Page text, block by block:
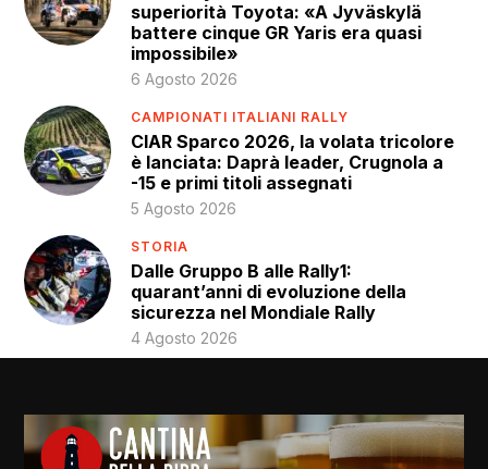
superiorità Toyota: «A Jyväskylä
battere cinque GR Yaris era quasi
impossibile»
6 Agosto 2026
CAMPIONATI ITALIANI RALLY
CIAR Sparco 2026, la volata tricolore
è lanciata: Daprà leader, Crugnola a
-15 e primi titoli assegnati
5 Agosto 2026
STORIA
Dalle Gruppo B alle Rally1:
quarant’anni di evoluzione della
sicurezza nel Mondiale Rally
4 Agosto 2026